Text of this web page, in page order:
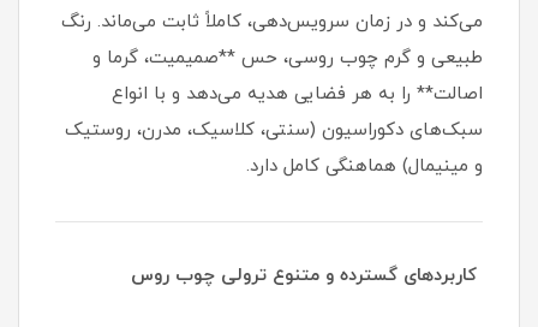
می‌کند و در زمان سرویس‌دهی، کاملاً ثابت می‌ماند. رنگ
طبیعی و گرم چوب روسی، حس **صمیمیت، گرما و
اصالت** را به هر فضایی هدیه می‌دهد و با انواع
سبک‌های دکوراسیون (سنتی، کلاسیک، مدرن، روستیک
و مینیمال) هماهنگی کامل دارد.
کاربردهای گسترده و متنوع ترولی چوب روس